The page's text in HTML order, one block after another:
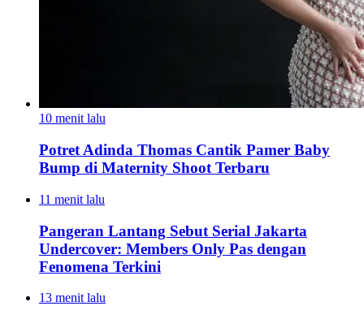
10 menit lalu
Potret Adinda Thomas Cantik Pamer Baby
Bump di Maternity Shoot Terbaru
11 menit lalu
Pangeran Lantang Sebut Serial Jakarta
Undercover: Members Only Pas dengan
Fenomena Terkini
13 menit lalu